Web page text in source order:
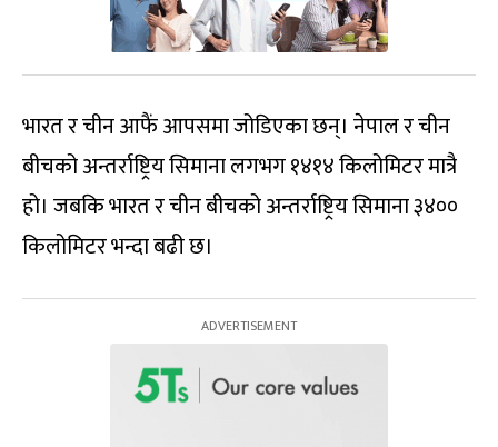
भारत र चीन आफैं आपसमा जोडिएका छन्। नेपाल र चीन
बीचको अन्तर्राष्ट्रिय सिमाना लगभग १४१४ किलोमिटर मात्रै
हो। जबकि भारत र चीन बीचको अन्तर्राष्ट्रिय सिमाना ३४००
किलोमिटर भन्दा बढी छ।